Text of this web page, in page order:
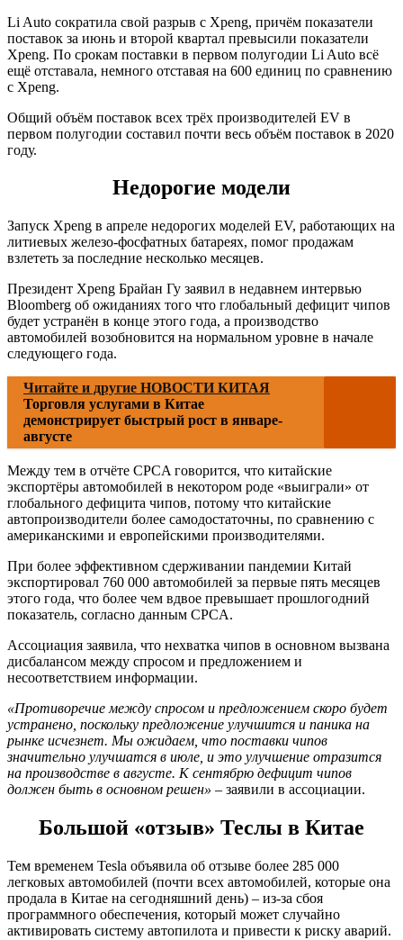
Li Auto сократила свой разрыв с Xpeng, причём показатели
поставок за июнь и второй квартал превысили показатели
Xpeng. По срокам поставки в первом полугодии Li Auto всё
ещё отставала, немного отставая на 600 единиц по сравнению
с Xpeng.
Общий объём поставок всех трёх производителей EV в
первом полугодии составил почти весь объём поставок в 2020
году.
Недорогие модели
Запуск Xpeng в апреле недорогих моделей EV, работающих на
литиевых железо-фосфатных батареях, помог продажам
взлететь за последние несколько месяцев.
Президент Xpeng Брайан Гу заявил в недавнем интервью
Bloomberg об ожиданиях того что глобальный дефицит чипов
будет устранён в конце этого года, а производство
автомобилей возобновится на нормальном уровне в начале
следующего года.
Читайте и другие НОВОСТИ КИТАЯ
Торговля услугами в Китае
демонстрирует быстрый рост в январе-
августе
Между тем в отчёте CPCA говорится, что китайские
экспортёры автомобилей в некотором роде «выиграли» от
глобального дефицита чипов, потому что китайские
автопроизводители более самодостаточны, по сравнению с
американскими и европейскими производителями.
При более эффективном сдерживании пандемии Китай
экспортировал 760 000 автомобилей за первые пять месяцев
этого года, что более чем вдвое превышает прошлогодний
показатель, согласно данным CPCA.
Ассоциация заявила, что нехватка чипов в основном вызвана
дисбалансом между спросом и предложением и
несоответствием информации.
«Противоречие между спросом и предложением скоро будет
устранено, поскольку предложение улучшится и паника на
рынке исчезнет. Мы ожидаем, что поставки чипов
значительно улучшатся в июле, и это улучшение отразится
на производстве в августе. К сентябрю дефицит чипов
должен быть в основном решен» – заявили в ассоциации.
Большой «отзыв» Теслы в Китае
Тем временем Tesla объявила об отзыве более 285 000
легковых автомобилей (почти всех автомобилей, которые она
продала в Китае на сегодняшний день) – из-за сбоя
программного обеспечения, который может случайно
активировать систему автопилота и привести к риску аварий.